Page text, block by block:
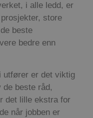
, i alle ledd, er
store
beste
bedre enn
utfører er det viktig
de beste råd,
det lille ekstra for
når jobben er